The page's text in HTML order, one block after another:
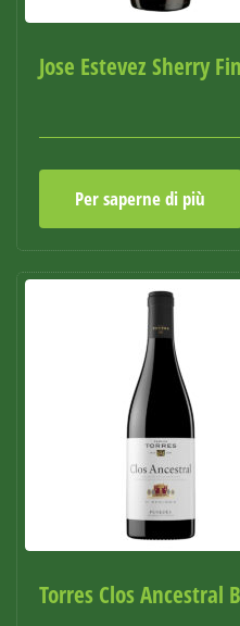
Jose Estevez Sherry
Per saperne di più
Torres Clos Ancestral